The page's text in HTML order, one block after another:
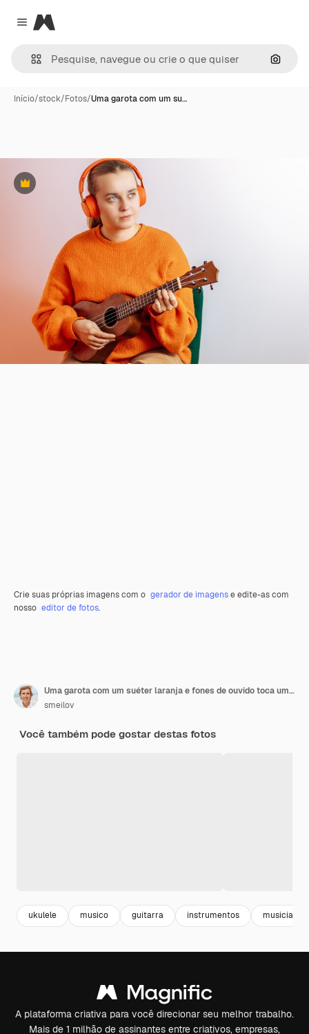
Close menu
Magnific
Início/stock/Fotos/Uma garota com um su…
Premium
Crie suas próprias imagens com o gerador de imagense edite-as com
nosso editor de fotos.
Uma garota com um suéter laranja e fones de ouvido toca um ukulele em um fundo claro
smeilov
Você também pode gostar destas fotos
ukulele musico guitarra instrumentos musician
A plataforma criativa para você direcionar seu melhor trabalho.
Mais de 1 milhão de assinantes entre criativos, empresas,